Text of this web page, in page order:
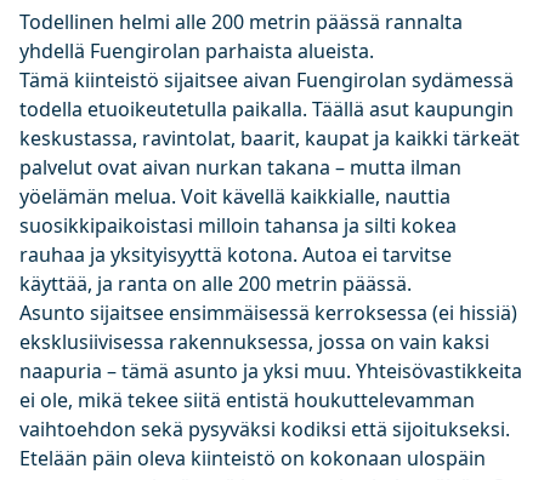
Todellinen helmi alle 200 metrin päässä rannalta
yhdellä Fuengirolan parhaista alueista.
Tämä kiinteistö sijaitsee aivan Fuengirolan sydämessä
todella etuoikeutetulla paikalla. Täällä asut kaupungin
keskustassa, ravintolat, baarit, kaupat ja kaikki tärkeät
palvelut ovat aivan nurkan takana – mutta ilman
yöelämän melua. Voit kävellä kaikkialle, nauttia
suosikkipaikoistasi milloin tahansa ja silti kokea
rauhaa ja yksityisyyttä kotona. Autoa ei tarvitse
käyttää, ja ranta on alle 200 metrin päässä.
Asunto sijaitsee ensimmäisessä kerroksessa (ei hissiä)
eksklusiivisessa rakennuksessa, jossa on vain kaksi
naapuria – tämä asunto ja yksi muu. Yhteisövastikkeita
ei ole, mikä tekee siitä entistä houkuttelevamman
vaihtoehdon sekä pysyväksi kodiksi että sijoitukseksi.
Etelään päin oleva kiinteistö on kokonaan ulospäin